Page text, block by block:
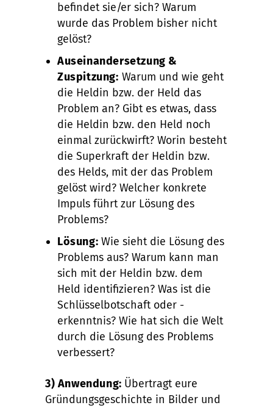
befindet sie/er sich? Warum
wurde das Problem bisher nicht
gelöst?
Auseinandersetzung &
Zuspitzung: Warum und wie geht
die Heldin bzw. der Held das
Problem an? Gibt es etwas, dass
die Heldin bzw. den Held noch
einmal zurückwirft? Worin besteht
die Superkraft der Heldin bzw.
des Helds, mit der das Problem
gelöst wird? Welcher konkrete
Impuls führt zur Lösung des
Problems?
Lösung: Wie sieht die Lösung des
Problems aus? Warum kann man
sich mit der Heldin bzw. dem
Held identifizieren? Was ist die
Schlüsselbotschaft oder -
erkenntnis? Wie hat sich die Welt
durch die Lösung des Problems
verbessert?
3) Anwendung: Übertragt eure
Gründungsgeschichte in Bilder und